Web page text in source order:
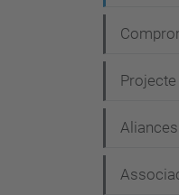
i
ó
Aliances